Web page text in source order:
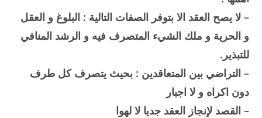
– لا يصح العقد الا بتوفر الصفات التالية : البلوغ و العقل
و الحرية و ملك الشيء المتصرف فيه و الرشد المنافي
للتبذير.
– التراضي بين المتعاقدين : بحيث يتصرف كل طرف
دون اكراه و لا اجبار
– القصد لإنجاز العقد جديا لا لهوا